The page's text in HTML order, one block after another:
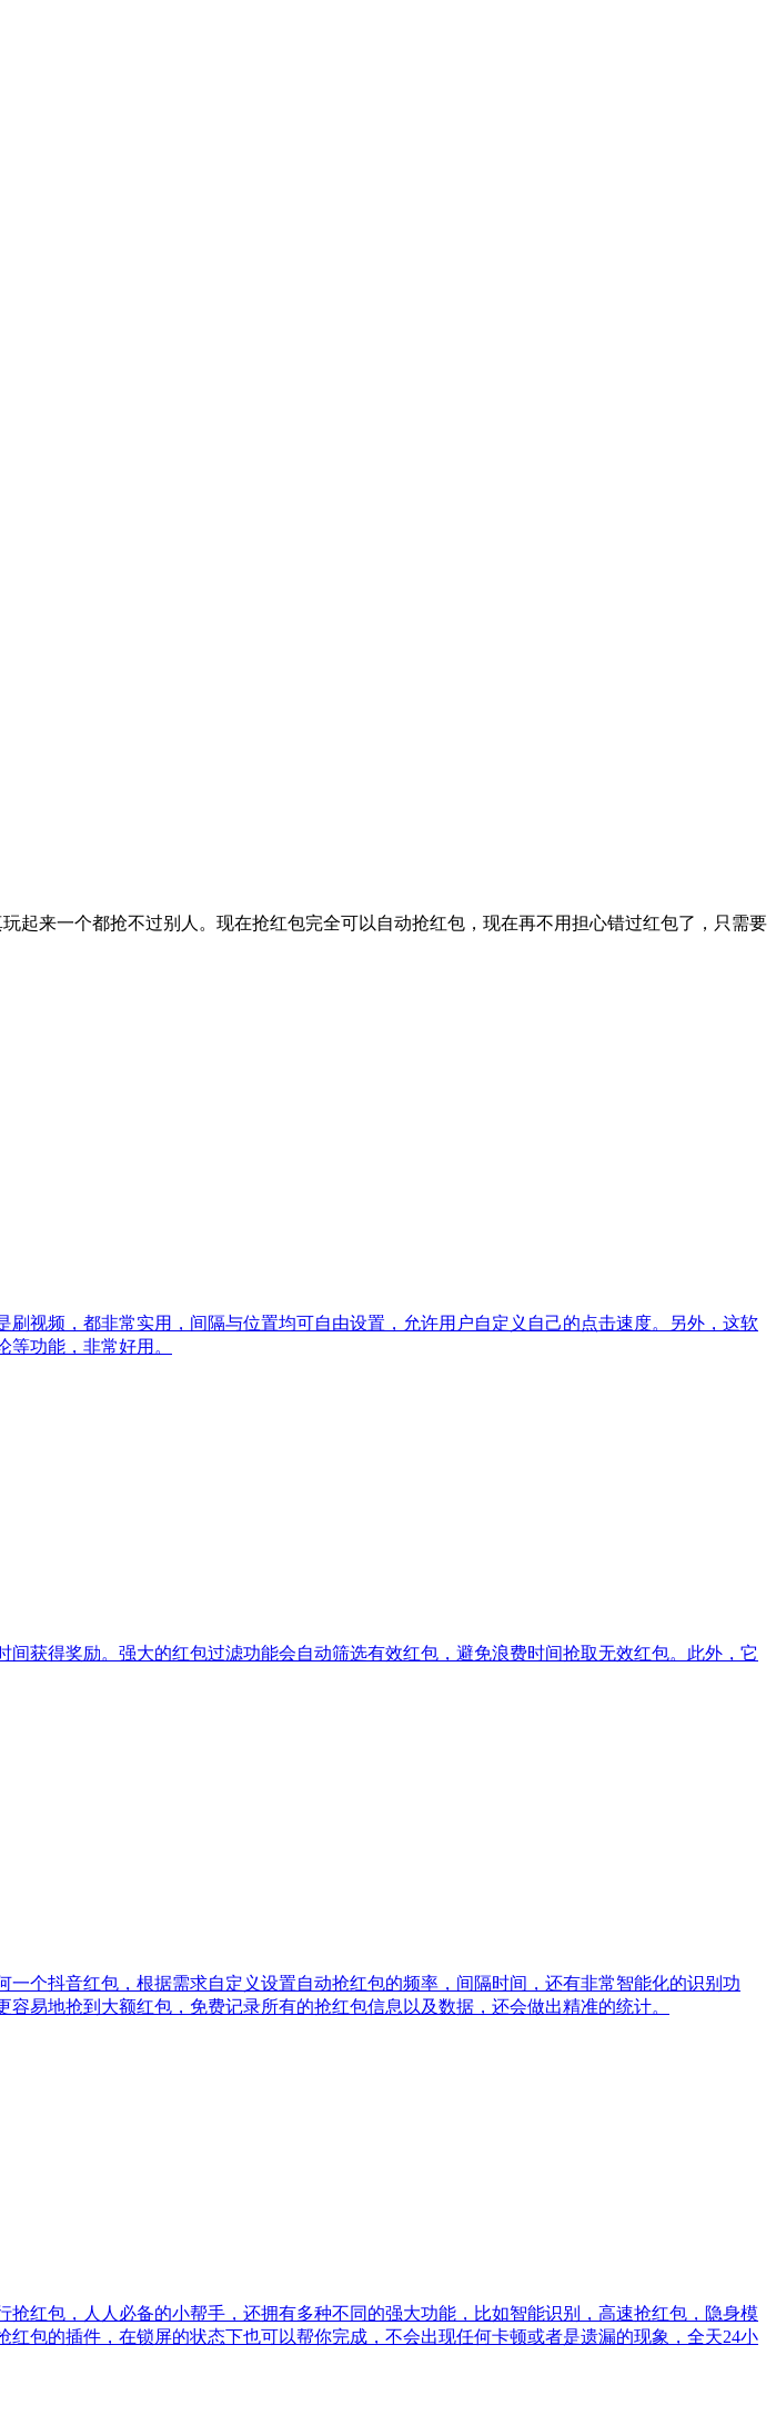
起来一个都抢不过别人。现在抢红包完全可以自动抢红包，现在再不用担心错过红包了，只需要
视频，都非常实用，间隔与位置均可自由设置，允许用户自定义自己的点击速度。另外，这软
功能，非常好用。
获得奖励。强大的红包过滤功能会自动筛选有效红包，避免浪费时间抢取无效红包。此外，它
个抖音红包，根据需求自定义设置自动抢红包的频率，间隔时间，还有非常智能化的识别功
易地抢到大额红包，免费记录所有的抢红包信息以及数据，还会做出精准的统计。
红包，人人必备的小帮手，还拥有多种不同的强大功能，比如智能识别，高速抢红包，隐身模
包的插件，在锁屏的状态下也可以帮你完成，不会出现任何卡顿或者是遗漏的现象，全天24小